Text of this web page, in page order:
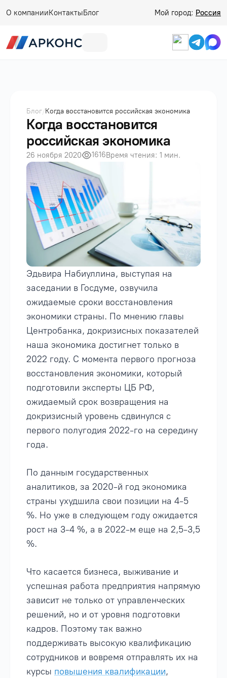
О компанииКонтактыБлог Мой город: Россия
Блог/Когда восстановится российская экономика
Когда восстановится
российская экономика
26 ноября 2020 1616Время чтения: 1 мин.
Эдьвира Набиуллина, выступая на
заседании в Госдуме, озвучила
ожидаемые сроки восстановления
экономики страны. По мнению главы
Центробанка, докризисных показателей
наша экономика достигнет только в
2022 году. С момента первого прогноза
восстановления экономики, который
подготовили эксперты ЦБ РФ,
ожидаемый срок возвращения на
докризисный уровень сдвинулся с
первого полугодия 2022-го на середину
года.
По данным государственных
аналитиков, за 2020-й год экономика
страны ухудшила свои позиции на 4-5
%. Но уже в следующем году ожидается
рост на 3-4 %, а в 2022-м еще на 2,5-3,5
%.
Что касается бизнеса, выживание и
успешная работа предприятия напрямую
зависит не только от управленческих
решений, но и от уровня подготовки
кадров. Поэтому так важно
поддерживать высокую квалификацию
сотрудников и вовремя отправлять их на
курсы повышения квалификации,